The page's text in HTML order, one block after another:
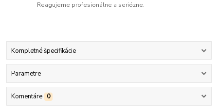
Reagujeme profesionálne a seriózne.
Kompletné špecifikácie
Parametre
Komentáre 0